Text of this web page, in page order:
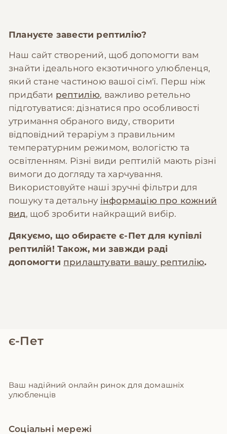
Плануєте завести рептилію?
Наш сайт створений, щоб допомогти вам
знайти ідеального екзотичного улюбленця,
який стане частиною вашої сім'ї. Перш ніж
придбати рептилію, важливо ретельно
підготуватися: дізнатися про особливості
утримання обраного виду, створити
відповідний тераріум з правильним
температурним режимом, вологістю та
освітленням. Різні види рептилій мають різні
вимоги до догляду та харчування.
Використовуйте наші зручні фільтри для
пошуку та детальну інформацію про кожний
вид, щоб зробити найкращий вибір.
Дякуємо, що обираєтеє-Пет для купівлі
рептилій! Також, ми завжди раді
допомогти прилаштувати вашу рептилію.
є-Пет
Ваш надійний онлайн ринок для домашніх
улюбленців
Соціальні мережі